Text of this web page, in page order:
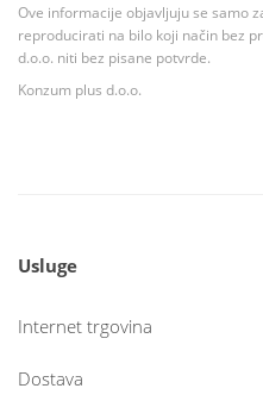
Ove informacije objavljuju se samo
reproducirati na bilo koji način bez
d.o.o. niti bez pisane potvrde.
Konzum plus d.o.o.
Usluge
Internet trgovina
Dostava